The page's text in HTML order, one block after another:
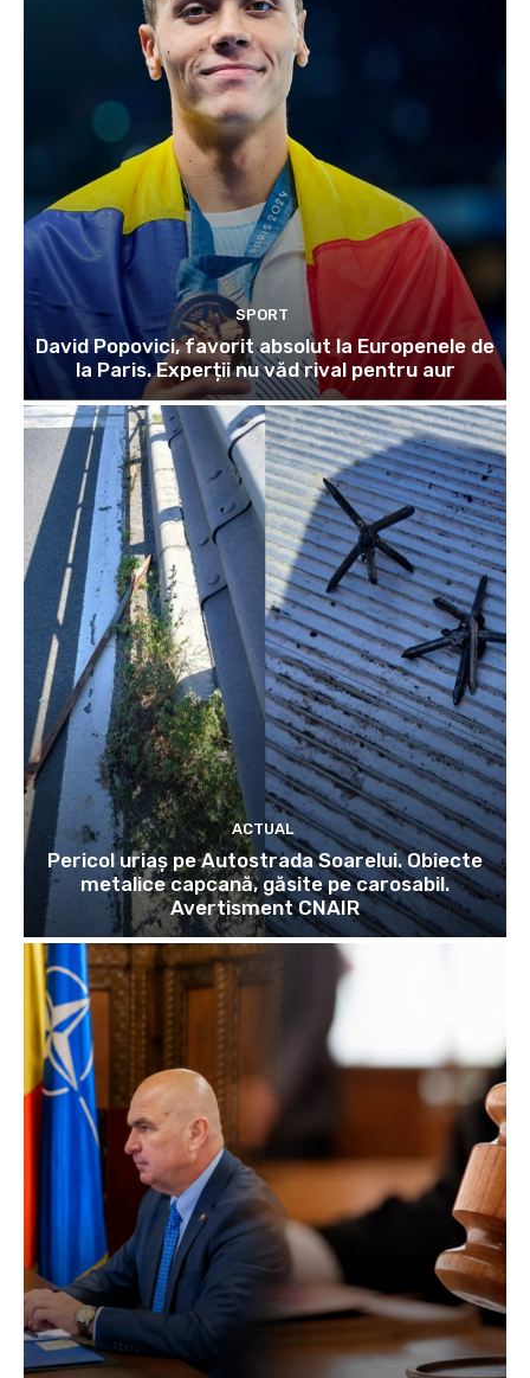
SPORT
David Popovici, favorit absolut la Europenele de
la Paris. Experții nu văd rival pentru aur
ACTUAL
Pericol uriaș pe Autostrada Soarelui. Obiecte
metalice capcană, găsite pe carosabil.
Avertisment CNAIR